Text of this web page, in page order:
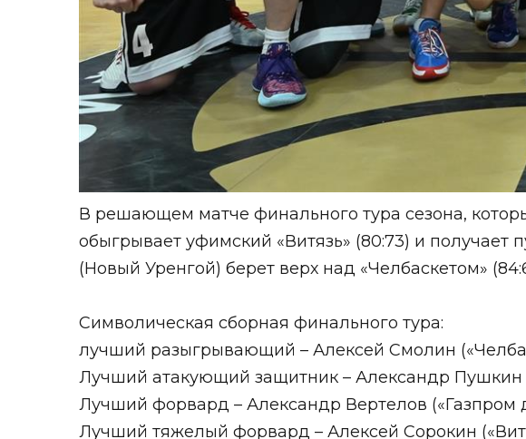
В решающем матче финального тура сезона,
обыгрывает уфимский «Витязь» (80:73) и
(Новый Уренгой) берет верх над «Челбаскетом»
Символическая сборная финального тура:
лучший разыгрывающий – Алексей Смолин
Лучший атакующий защитник – Александр Пушкин
Лучший форвард – Александр Вертелов («Газпром
Лучший тяжелый форвард – Алексей Сорокин